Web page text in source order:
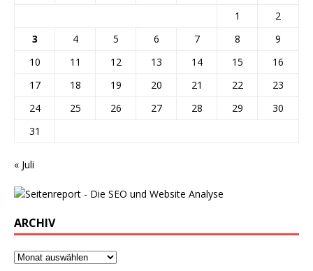
1
2
3
4 5 6 7 8
9
10
11 12 13 14 15
16
17
18 19 20 21 22
23
24
25 26 27 28 29
30
31
« Juli
ARCHIV